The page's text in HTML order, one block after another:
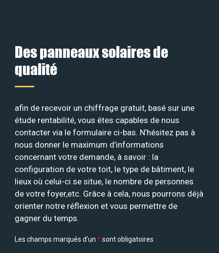
Des panneaux solaires de
qualité
afin de recevoir un chiffrage gratuit, basé sur une
étude rentabilité, vous êtes capables de nous
contacter via le formulaire ci-bas. N’hésitez pas à
nous donner le maximum d’informations
concernant votre demande, à savoir : la
configuration de votre toit, le type de bâtiment, le
lieux où celui-ci se situe, le nombre de personnes
de votre foyer,etc. Grâce à cela, nous pourrons déjà
orienter notre réflexion et vous permettre de
gagner du temps.
Les champs marqués d’un *sont obligatoires